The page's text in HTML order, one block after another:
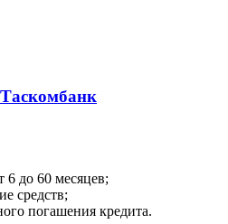
6 до 60 месяцев;
средств;
погашения кредита.